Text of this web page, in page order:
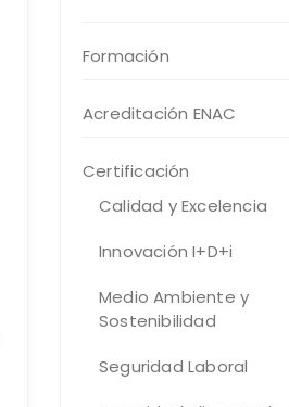
Formación
Acreditación ENAC
Certificación
Calidad y Excelencia
Innovación I+D+i
Medio Ambiente y
Sostenibilidad
Seguridad Laboral